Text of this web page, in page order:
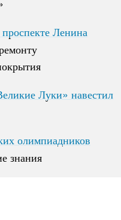
Ленина
Ленина
Луки» навестил
Луки» навестил
олимпиадников
знания
олимпиадников
знания